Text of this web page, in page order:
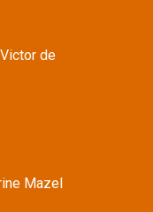
de
Mazel